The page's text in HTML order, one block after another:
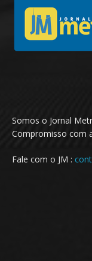
Somos o Jornal
Compromisso com
Fale com o JM :